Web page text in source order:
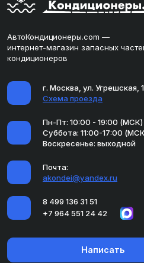
АвтоКондиционеры.com —
интернет-магазин запасных
кондиционеров
г. Москва, ул. Угрешская,
Схема проезда
Пн-Пт: 10:00 - 19:00 (МСК)
Суббота: 11:00-17:00
Воскресенье: выходной
Почта:
akondei@yandex.ru
8 499 136 31 51
+7 964 551 24 42
Написать